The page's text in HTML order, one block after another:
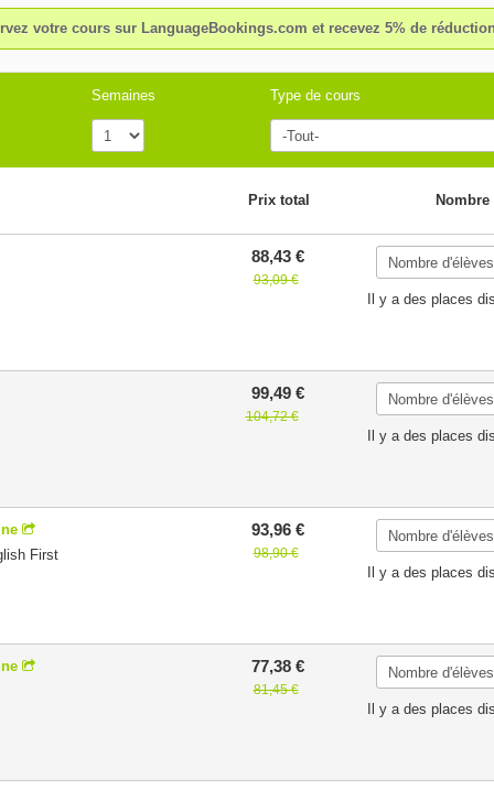
votre cours sur LanguageBookings.com et recevez 5% de
Semaines Type de cours
Prix total
88,43 €
93,09 €
Il y a des places
99,49 €
104,72 €
Il y a des places
First
93,96 €
98,90 €
Il y a des places
77,38 €
81,45 €
Il y a des places